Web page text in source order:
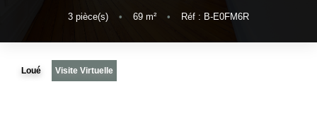
BLOG : NOS ACTUS IMMO !
3 pièce(s) • 69 m² • Réf : B-E0FM6R
Loué Visite Virtuelle